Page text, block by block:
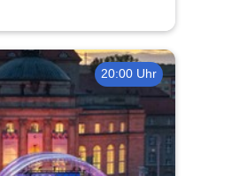
20:00 Uhr